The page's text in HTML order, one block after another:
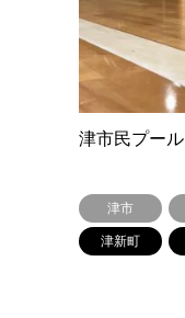
津市民プール
津市
津新町